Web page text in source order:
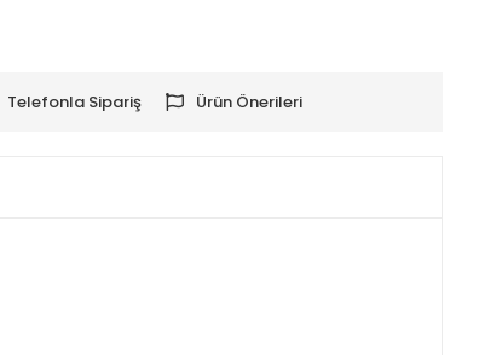
Telefonla Sipariş Ürün Önerileri